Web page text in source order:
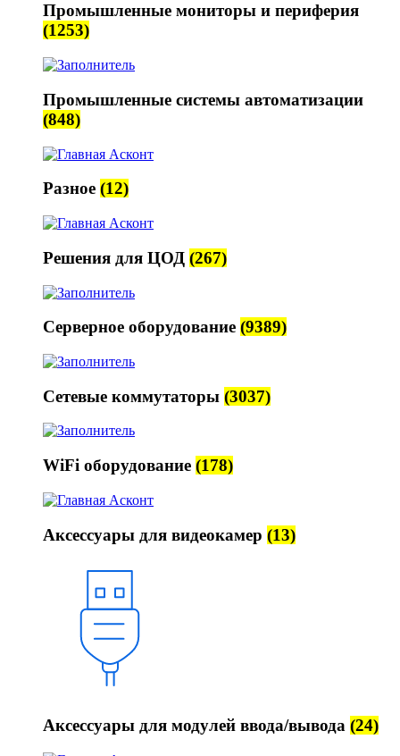
Промышленные мониторы и периферия
(1253)
Промышленные системы автоматизации
(848)
Разное (12)
Решения для ЦОД (267)
Серверное оборудование (9389)
Сетевые коммутаторы (3037)
WiFi оборудование (178)
Аксессуары для видеокамер (13)
Аксессуары для модулей ввода/вывода (24)